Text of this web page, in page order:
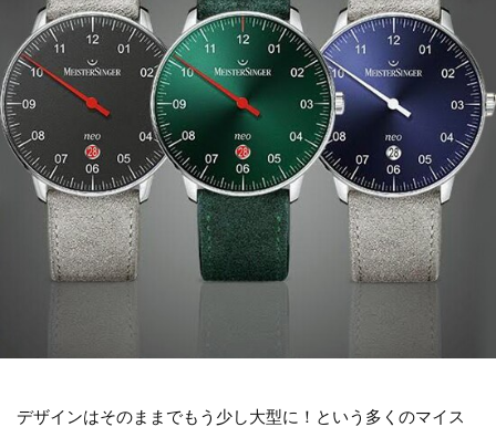
デザインはそのままでもう少し大型に！という多くのマイス